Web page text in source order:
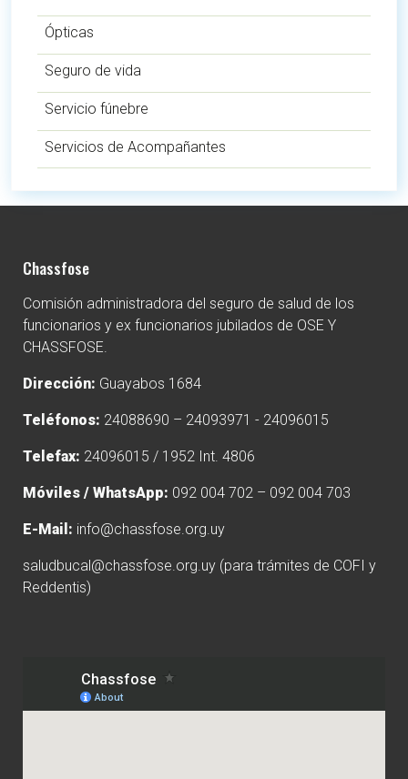
Ópticas
Seguro de vida
Servicio fúnebre
Servicios de Acompañantes
Chassfose
Comisión administradora del seguro de salud de los
funcionarios y ex funcionarios jubilados de OSE Y
CHASSFOSE.
Dirección: Guayabos 1684
Teléfonos: 24088690 – 24093971 - 24096015
Telefax: 24096015 / 1952 Int. 4806
Móviles / WhatsApp: 092 004 702 – 092 004 703
E-Mail: info@chassfose.org.uy
saludbucal@chassfose.org.uy(para trámites de COFI y
Reddentis)